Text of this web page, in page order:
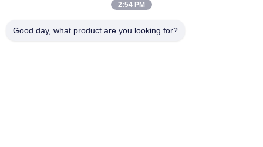
2:54 PM
Good day, what product are you looking for?